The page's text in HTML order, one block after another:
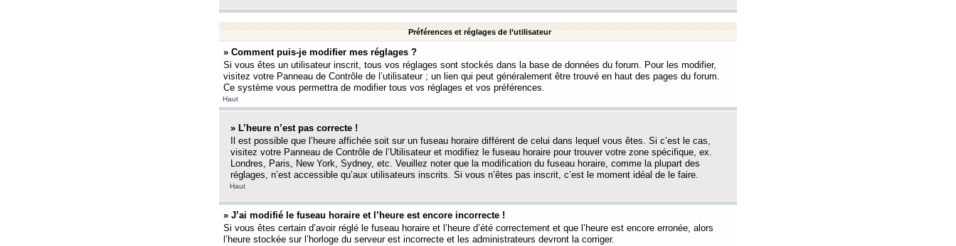
Préférences et réglages de l’utilisateur
» Comment puis-je modifier mes réglages ?
Si vous êtes un utilisateur inscrit, tous vos réglages sont stockés dans la base de données du forum. Pour les modifier,
visitez votre Panneau de Contrôle de l’utilisateur ; un lien qui peut généralement être trouvé en haut des pages du forum.
Ce système vous permettra de modifier tous vos réglages et vos préférences.
Haut
» L’heure n’est pas correcte !
Il est possible que l’heure affichée soit sur un fuseau horaire différent de celui dans lequel vous êtes. Si c’est le cas,
visitez votre Panneau de Contrôle de l’Utilisateur et modifiez le fuseau horaire pour trouver votre zone spécifique, ex.
Londres, Paris, New York, Sydney, etc. Veuillez noter que la modification du fuseau horaire, comme la plupart des
réglages, n’est accessible qu’aux utilisateurs inscrits. Si vous n’êtes pas inscrit, c’est le moment idéal de le faire.
Haut
» J’ai modifié le fuseau horaire et l’heure est encore incorrecte !
Si vous êtes certain d’avoir réglé le fuseau horaire et l’heure d’été correctement et que l’heure est encore erronée, alors
l’heure stockée sur l’horloge du serveur est incorrecte et les administrateurs devront la corriger.